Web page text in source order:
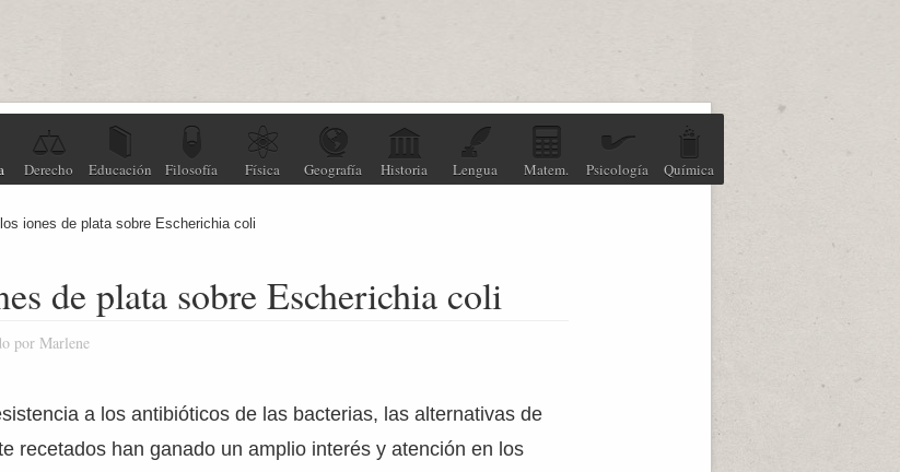
Derecho Educación Filosofía Física Geografía Historia Lengua Matem. Psicología Química
iones de plata sobre Escherichia coli
de plata sobre Escherichia coli
por Marlene
a los antibióticos de las bacterias, las alternativas de
recetados han ganado un amplio interés y atención en los